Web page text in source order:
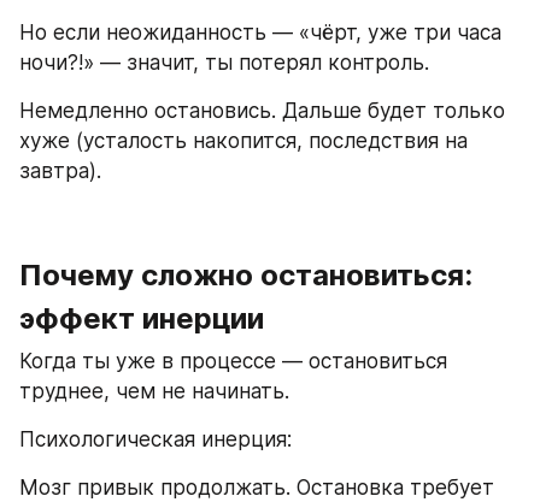
Но если неожиданность — «чёрт, уже три часа
ночи?!» — значит, ты потерял контроль.
Немедленно остановись. Дальше будет только
хуже (усталость накопится, последствия на
завтра).
Почему сложно остановиться:
эффект инерции
Когда ты уже в процессе — остановиться
труднее, чем не начинать.
Психологическая инерция:
Мозг привык продолжать. Остановка требует